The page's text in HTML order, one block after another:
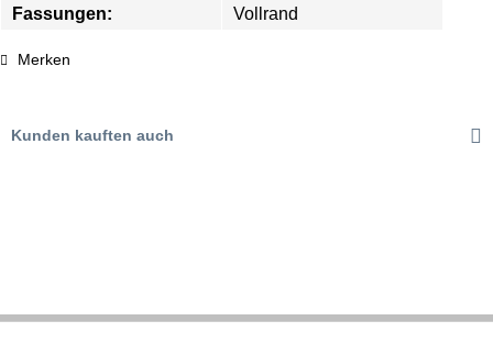
Fassungen:
Vollrand
Merken
Kunden kauften auch